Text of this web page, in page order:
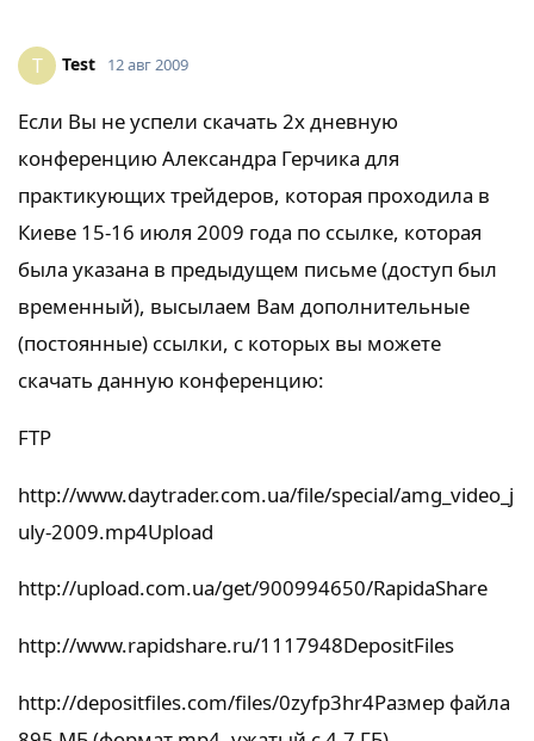
T Test 12 авг 2009
Если Вы не успели скачать 2х дневную
конференцию Александра Герчика для
практикующих трейдеров, которая проходила в
Киеве 15-16 июля 2009 года по ссылке, которая
была указана в предыдущем письме (доступ был
временный), высылаем Вам дополнительные
(постоянные) ссылки, с которых вы можете
скачать данную конференцию:
FTP
http://www.daytrader.com.ua/file/special/amg_video_j
uly-2009.mp4Upload
http://upload.com.ua/get/900994650/RapidaShare
http://www.rapidshare.ru/1117948DepositFiles
http://depositfiles.com/files/0zyfp3hr4Размер файла